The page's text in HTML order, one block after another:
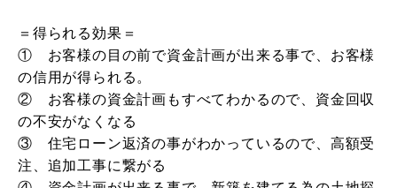
＝得られる効果＝
① お客様の目の前で資金計画が出来る事で、お客様
の信用が得られる。
② お客様の資金計画もすべてわかるので、資金回収
の不安がなくなる
③ 住宅ローン返済の事がわかっているので、高額受
注、追加工事に繋がる